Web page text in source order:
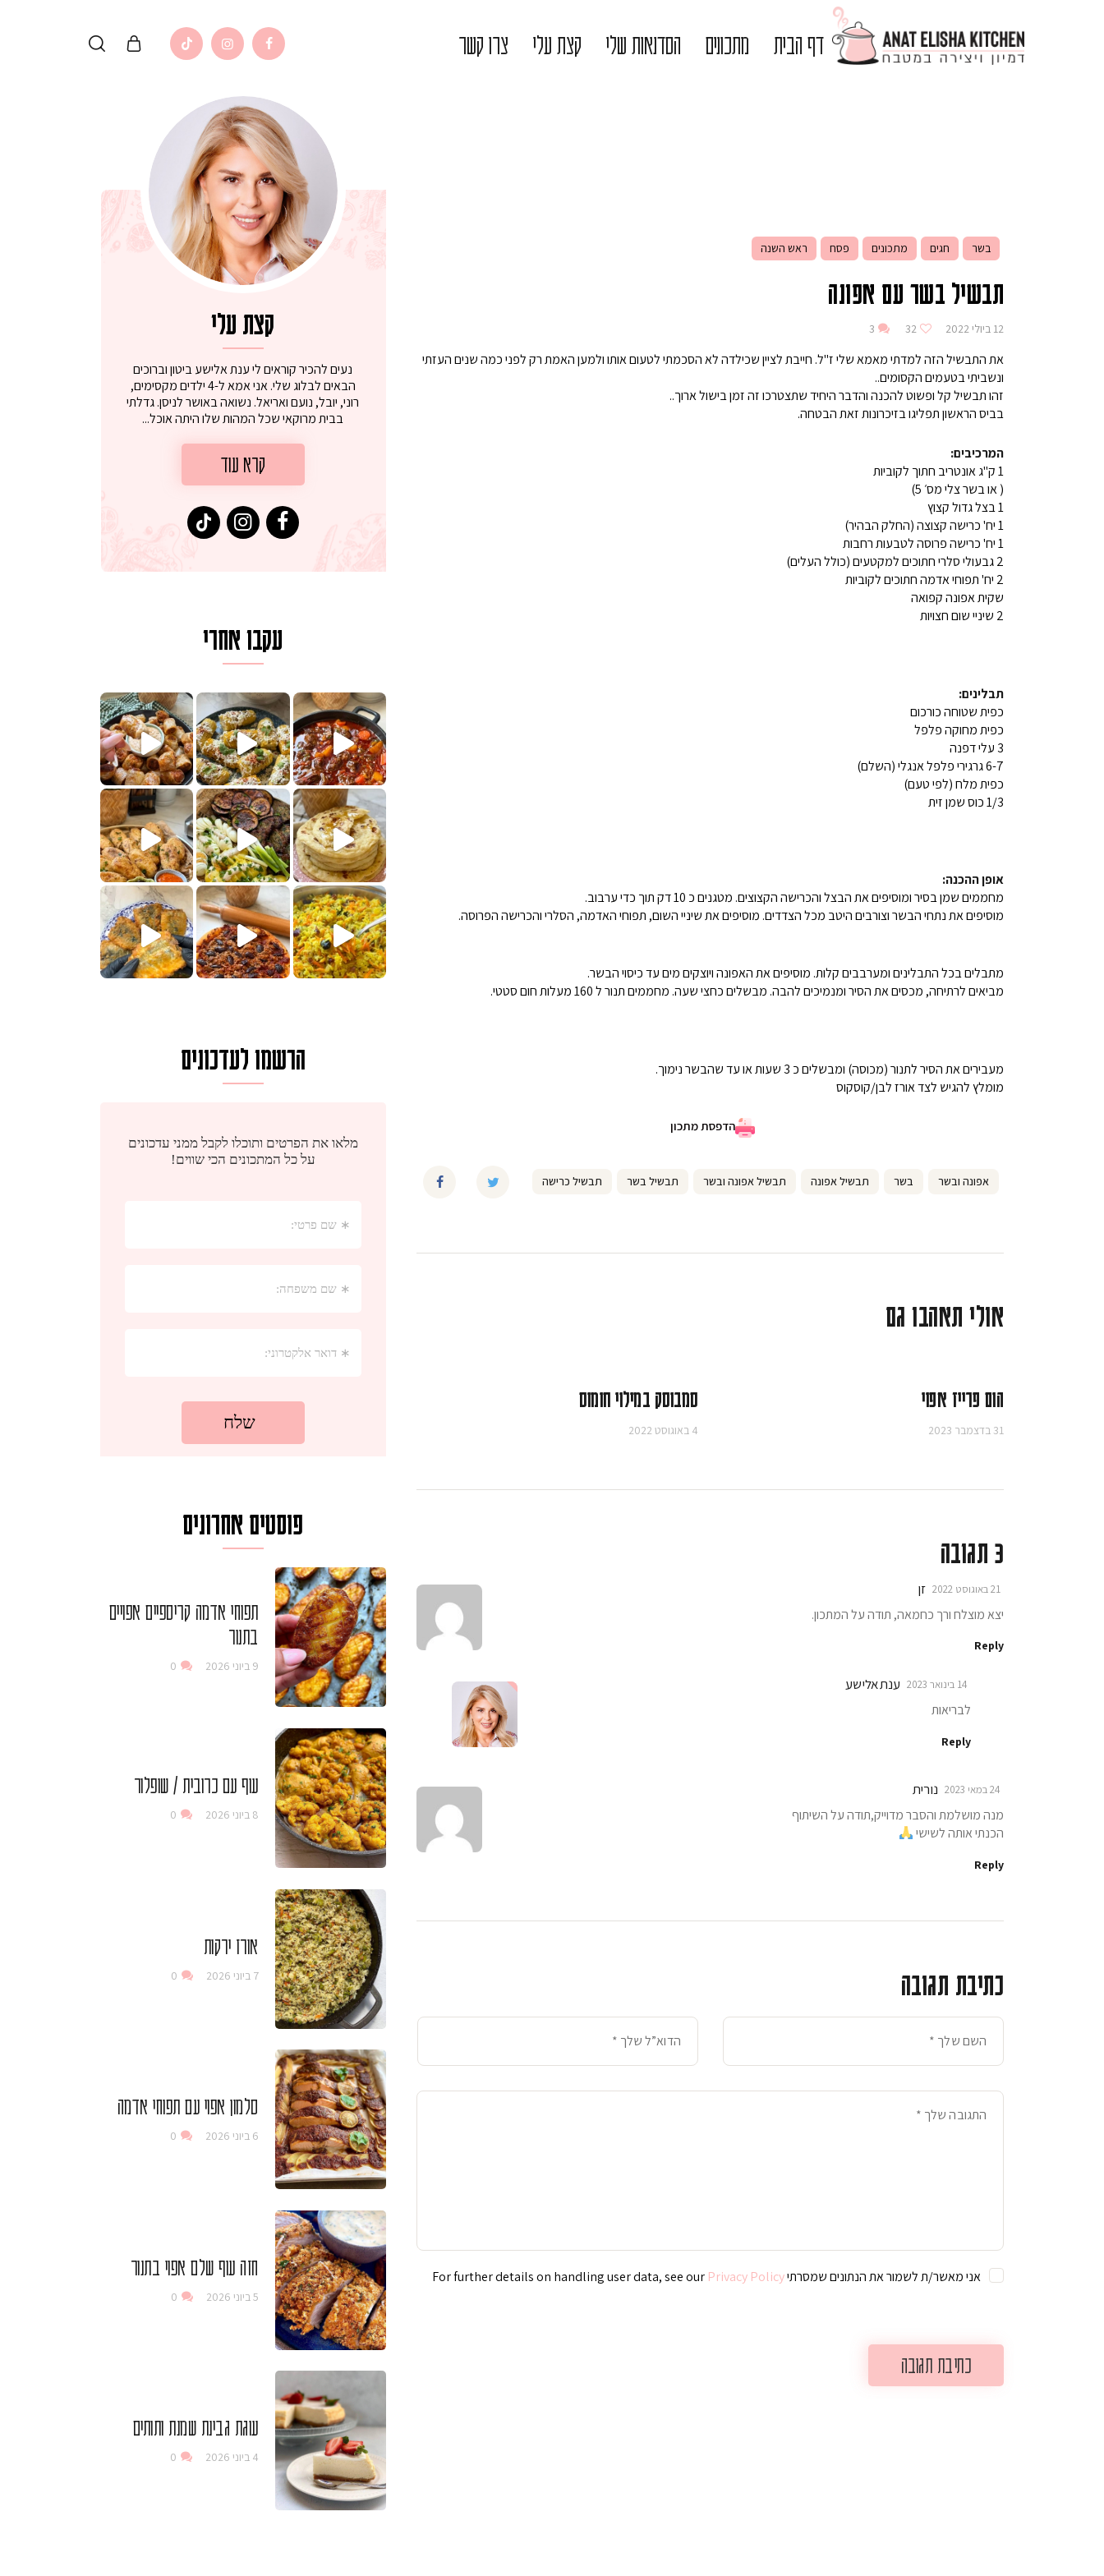
דף הבית מתכונים הסדנאות שלי קצת עלי צרו קשר
בשר חגים מתכונים פסח ראש השנה
תבשיל בשר עם אפונה
12 ביולי 2022 32
3
את התבשיל הזה למדתי מאמא שלי ז"ל. חייבת לציין שכילדה לא הסכמתי לטעום אותו ולמען האמת רק לפני כמה שנים העזתי
ונשביתי בטעמים הקסומים..
זהו תבשיל קל ופשוט להכנה והדבר היחיד שתצטרכו זה זמן בישול ארוך..
בביס הראשון תפליגו בזיכרונות זאת הבטחה.
המרכיבים:
1 ק"ג אונטריב חתוך לקוביות
( או בשר צלי מס׳ 5)
1 בצל גדול קצוץ
1 יח' כרישה קצוצה (החלק הבהיר)
1 יח' כרישה פרוסה לטבעות רחבות
2 גבעולי סלרי חתוכים למקטעים (כולל העלים)
2 יח' תפוחי אדמה חתוכים לקוביות
שקית אפונה קפואה
2 שיניי שום חצויות
תבלינים:
כפית שטוחה כורכום
כפית מחוקה פלפל
3 עלי דפנה
6-7 גרגירי פלפל אנגלי (השלם)
כפית מלח (לפי טעם)
1/3 כוס שמן זית
אופן ההכנה:
מחממים שמן בסיר ומוסיפים את הבצל והכרישה הקצוצים. מטגנים כ 10 דק תוך כדי ערבוב.
מוסיפים את נתחי הבשר וצורבים היטב מכל הצדדים. מוסיפים את שיניי השום, תפוחי האדמה, הסלרי והכרישה הפרוסה.
מתבלים בכל התבלינים ומערבבים קלות. מוסיפים את האפונה ויוצקים מים עד כיסוי הבשר.
מביאים לרתיחה, מכסים את הסיר ומנמיכים להבה. מבשלים כחצי שעה. מחממים תנור ל 160 מעלות חום סטטי.
מעבירים את הסיר לתנור (מכוסה) ומבשלים כ 3 שעות או עד שהבשר נימוך.
מומלץ להגיש לצד אורז לבן/קוסקוס
הדפסת מתכון
אפונה ובשר בשר תבשיל אפונה תבשיל אפונה ובשר תבשיל בשר תבשיל כרישה
אולי תאהבו גם
הום פרייז אפוי
31 בדצמבר 2023
סמבוסק במילוי חומוס
4 באוגוסט 2022
3 תגובה
זן 21 באוגוסט 2022
יצא מוצלח ורך כחמאה, תודה על המתכון.
Reply
ענת אלישע 14 בינואר 2023
לבריאות
Reply
נורית 24 במאי 2023
מנה מושלמת והסבר מדוייק,תודה על השיתוף
הכנתי אותה לשישי
Reply
כתיבת תגובה
אני מאשר/ת לשמור את הנתונים שמסרתי For further details on handling user data, see ourPrivacy Policy
קצת עלי
נעים להכיר קוראים לי ענת אלישע ביטון וברוכים
הבאים לבלוג שלי. אני אמא ל-4 ילדים מקסימים,
רוני, יובל, נועם ואריאל. נשואה באושר לניסן. גדלתי
בבית מרוקאי שכל המהות שלו היתה אוכל...
קרא עוד
עקבו אחרי
. גולש המר
קלחי תירס צרובים על מחבת עם גבינה בולגרית מעודנת מ
נשנושי פרגיות קריספיים ממכרים שמכינים בכמה דקות עב
לחם מחבת שהוא שילוב של מופלטה וספינז׳, רעיון מעולאז מה בשבילכם? בפ
פסטל טוניסאי לתשעת הימים, חשבתי מה לחדש לכם ונראה
אורז יצירתי לתשעת הימים ולכבוד שבת קודש למתכון
פיצה של תשעת הימים ולמה היא נקראת ככה? ההסבר בסרטו
מז׳ווז׳ין או בתרגום לעברית, מחותניםמתכון ראש
הרשמו לעדכונים
פוסטים אחרונים
תפוחי אדמה קריספיים אפויים
בתנור
9 ביוני 2026 0
עוף עם כרובית / שופלור
8 ביוני 2026 0
אורז ירקות
7 ביוני 2026 0
סלמון אפוי עם תפוחי אדמה
6 ביוני 2026 0
חזה עוף שלם אפוי בתנור
5 ביוני 2026 0
עוגת גבינת שמנת ותותים
4 ביוני 2026 0